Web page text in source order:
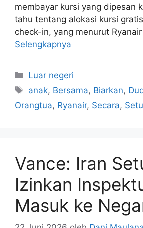
membayar kursi yang dipesan
tahu tentang alokasi kursi
check-in, yang menurut
Selengkapnya
Kategori
Luar negeri
Tag
anak, Bersama, Biarkan,
Orangtua, Ryanair, Secara,
Vance: Iran
Izinkan
Masuk ke